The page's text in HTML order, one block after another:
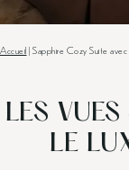
Accueil | Sapphire Cozy Suite avec
LES
LE